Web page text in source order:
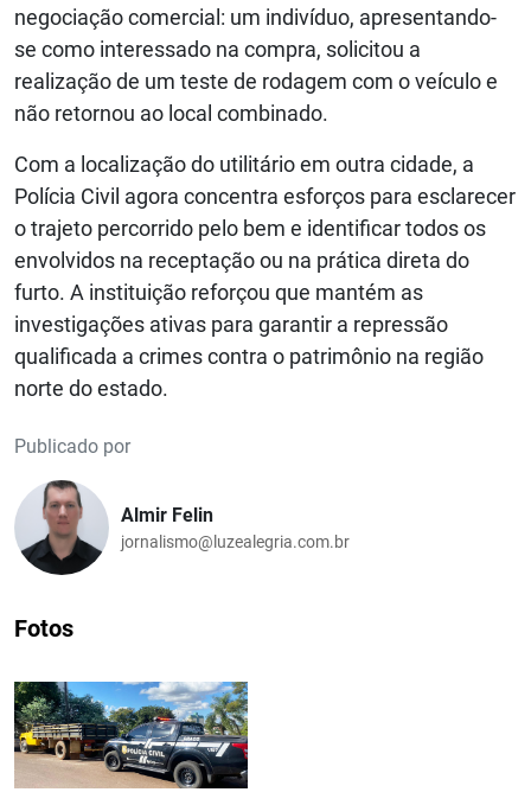
negociação comercial: um indivíduo, apresentando-
se como interessado na compra, solicitou a
realização de um teste de rodagem com o veículo e
não retornou ao local combinado.
Com a localização do utilitário em outra cidade, a
Polícia Civil agora concentra esforços para esclarecer
o trajeto percorrido pelo bem e identificar todos os
envolvidos na receptação ou na prática direta do
furto. A instituição reforçou que mantém as
investigações ativas para garantir a repressão
qualificada a crimes contra o patrimônio na região
norte do estado.
Publicado por
Almir Felin
jornalismo@luzealegria.com.br
Fotos